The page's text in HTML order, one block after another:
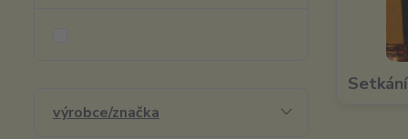
výrobce/značka